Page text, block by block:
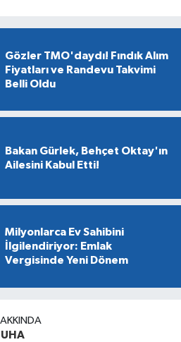
Gözler TMO'daydı! Fındık Alım
Fiyatları ve Randevu Takvimi
Belli Oldu
Bakan Gürlek, Behçet Oktay'ın
Ailesini Kabul Etti!
Milyonlarca Ev Sahibini
İlgilendiriyor: Emlak
Vergisinde Yeni Dönem
UHA